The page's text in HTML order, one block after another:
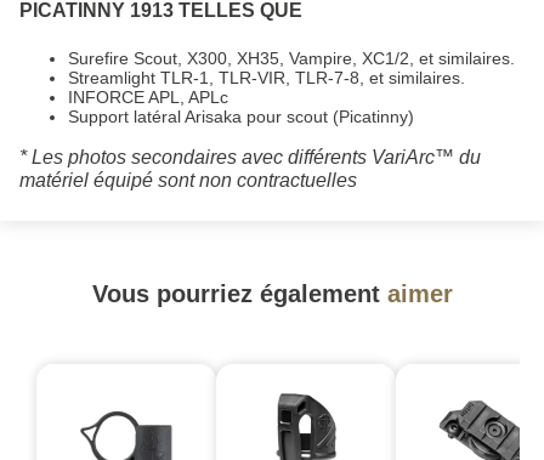
PICATINNY 1913 TELLES QUE
Surefire Scout, X300, XH35, Vampire, XC1/2, et similaires.
Streamlight TLR-1, TLR-VIR, TLR-7-8, et similaires.
INFORCE APL, APLc
Support latéral Arisaka pour scout (Picatinny)
* Les photos secondaires avec différents VariArc™ du
matériel équipé sont non contractuelles
Vous pourriez également aimer